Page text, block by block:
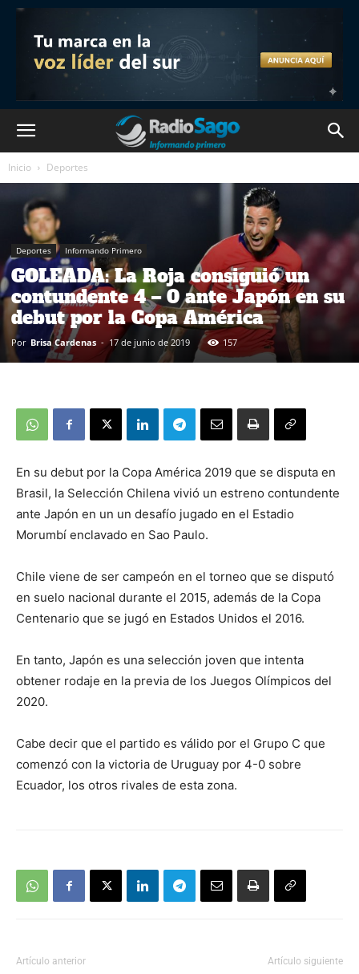
Inicio Deportes
Deportes Informando Primero
GOLEADA: La Roja consiguió un
contundente 4 – 0 ante Japón en su
debut por la Copa América
Por Brisa Cardenas - 17 de junio de 2019 157
En su debut por la Copa América 2019 que se disputa en
Brasil, la Selección Chilena vivió un estreno contundente
ante Japón en un un desafío jugado en el Estadio
Morumbí enclavado en Sao Paulo.
Chile viene de ser campeón en el torneo que se disputó
en suelo nacional durante el 2015, además de la Copa
Centenario que se jugó en Estados Unidos el 2016.
En tanto, Japón es una selección joven que intenta
obtener rodaje en la previa de los Juegos Olímpicos del
2020.
Cabe decir que el partido es válido por el Grupo C que
comenzó con la victoria de Uruguay por 4-0 sobre
Ecuador, los otros rivales de esta zona.
Artículo anterior Artículo siguiente